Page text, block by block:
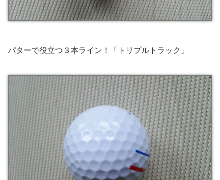
パターで役立つ３本ライン！「トリプルトラック」